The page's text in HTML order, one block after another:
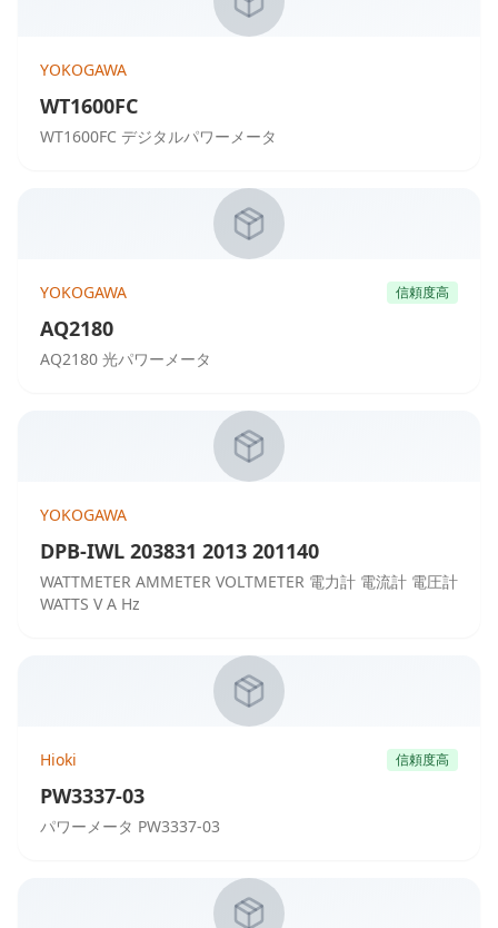
YOKOGAWA
WT1600FC
WT1600FC デジタルパワーメータ
YOKOGAWA 信頼度高
AQ2180
AQ2180 光パワーメータ
YOKOGAWA
DPB-IWL 203831 2013 201140
WATTMETER AMMETER VOLTMETER 電力計 電流計 電圧計
WATTS V A Hz
Hioki 信頼度高
PW3337-03
パワーメータ PW3337-03